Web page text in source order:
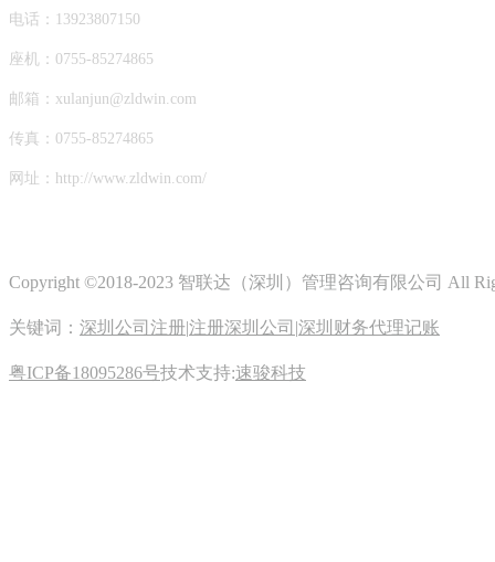
电话：13923807150
座机：0755-85274865
邮箱：xulanjun@zldwin.com
传真：0755-85274865
网址：http://www.zldwin.com/
Copyright ©2018-2023 智联达（深圳）管理咨询有限公司 All
关键词： 深圳公司注册|注册深圳公司 |深圳财务代理记账
粤ICP备18095286号技术支持:速骏科技